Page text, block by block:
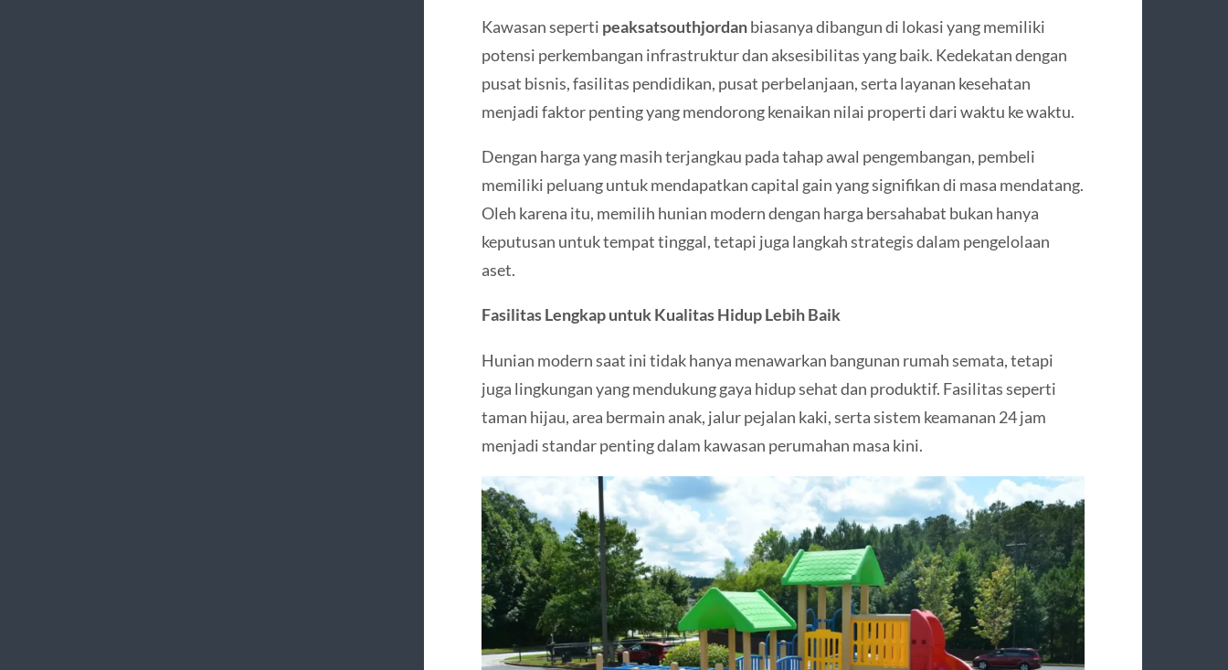
Kawasan seperti peaksatsouthjordanbiasanya dibangun di lokasi yang memiliki
potensi perkembangan infrastruktur dan aksesibilitas yang baik. Kedekatan dengan
pusat bisnis, fasilitas pendidikan, pusat perbelanjaan, serta layanan kesehatan
menjadi faktor penting yang mendorong kenaikan nilai properti dari waktu ke waktu.
Dengan harga yang masih terjangkau pada tahap awal pengembangan, pembeli
memiliki peluang untuk mendapatkan capital gain yang signifikan di masa mendatang.
Oleh karena itu, memilih hunian modern dengan harga bersahabat bukan hanya
keputusan untuk tempat tinggal, tetapi juga langkah strategis dalam pengelolaan
aset.
Fasilitas Lengkap untuk Kualitas Hidup Lebih Baik
Hunian modern saat ini tidak hanya menawarkan bangunan rumah semata, tetapi
juga lingkungan yang mendukung gaya hidup sehat dan produktif. Fasilitas seperti
taman hijau, area bermain anak, jalur pejalan kaki, serta sistem keamanan 24 jam
menjadi standar penting dalam kawasan perumahan masa kini.